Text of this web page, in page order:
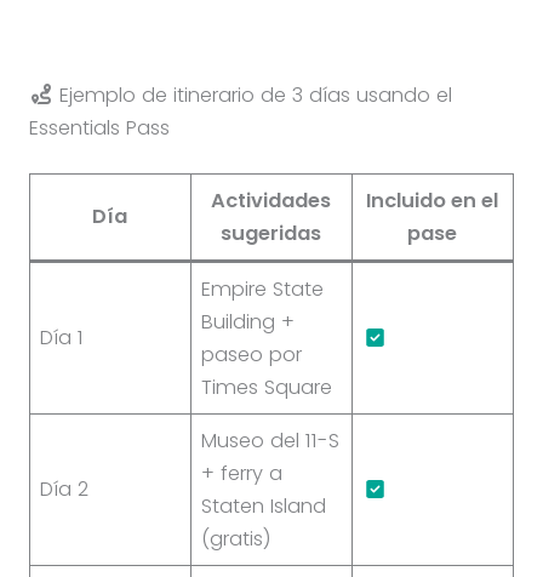
Ejemplo de itinerario de 3 días usando el
Essentials Pass
Día
Actividades
sugeridas
Incluido en el
pase
Día 1
Empire State
Building +
paseo por
Times Square
Día 2
Museo del 11-S
+ ferry a
Staten Island
(gratis)